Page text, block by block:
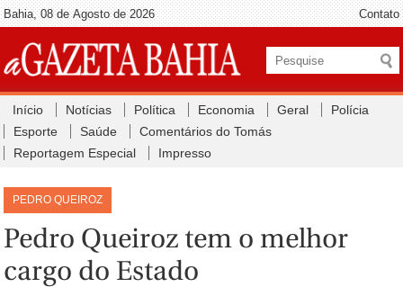
Bahia, 08 de Agosto de 2026 Contato
Início Notícias Política Economia Geral
Polícia
Esporte
Saúde
Comentários do Tomás
Reportagem Especial
Impresso
PEDRO QUEIROZ
Pedro Queiroz tem o melhor
cargo do Estado